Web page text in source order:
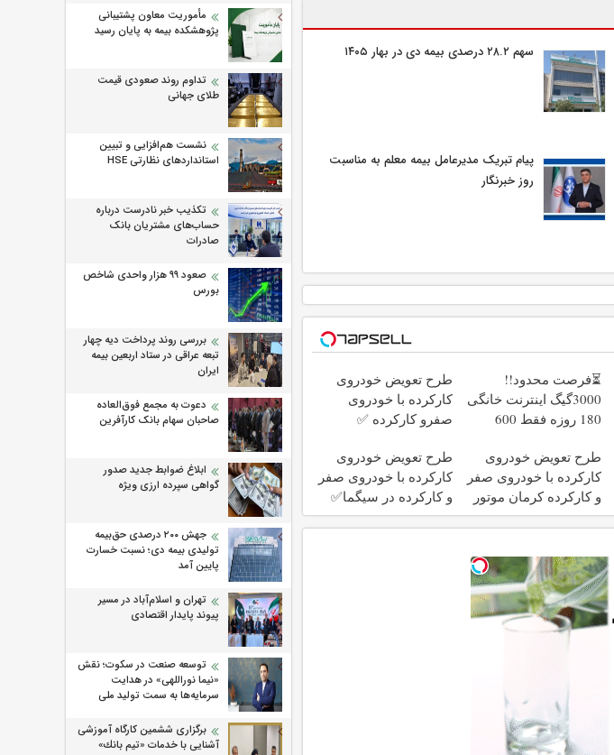
سهم ۲۸.۲ درصدی بیمه دی در بهار ۱۴۰۵
پیام تبریک مدیرعامل بیمه معلم به مناسبت
روز خبرنگار
⏳فرصت محدود!!
3000گیگ اینترنت خانگی
180 روزه فقط 600
طرح تعویض خودروی
کارکرده با خودروی
صفرو کارکرده ✅
طرح تعویض خودروی
کارکرده با خودروی صفر
و کارکرده کرمان موتور
✅
طرح تعویض خودروی
کارکرده با خودروی صفر
و کارکرده در سیگما✅
مأموریت معاون پشتیبانی
پژوهشكده بیمه به پایان رسید
تداوم روند صعودی قیمت
طلای جهانی
نشست هم‌افزایی و تبیین
استانداردهای نظارتی HSE
تکذیب خبر نادرست درباره
حساب‌های مشتریان بانک
صادرات
صعود ۹۹ هزار واحدی شاخص
بورس
بررسی روند پرداخت دیه چهار
تبعه عراقی در ستاد اربعین بیمه
ایران
دعوت به مجمع فوق‌العاده
صاحبان سهام بانک کارآفرین
ابلاغ ضوابط جدید صدور
گواهی سپرده ارزی ویژه
جهش ۲۰۰ درصدی حق‌بیمه
تولیدی بیمه دی؛ نسبت خسارت
پایین آمد
تهران و اسلام‌آباد در مسیر
پیوند پایدار اقتصادی
توسعه صنعت در سکوت؛ نقش
«نیما نوراللهی» در هدایت
سرمایه‌ها به سمت تولید ملی
برگزاری ششمین كارگاه آموزشی
آشنایی با خدمات «تیم بانك»